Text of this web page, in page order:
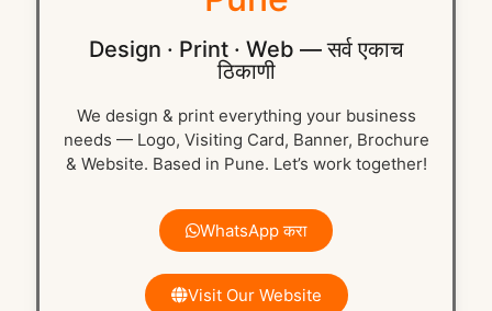
Design · Print · Web — सर्व एकाच
ठिकाणी
We design & print everything your business
needs — Logo, Visiting Card, Banner, Brochure
& Website. Based in Pune. Let’s work together!
WhatsApp करा
Visit Our Website